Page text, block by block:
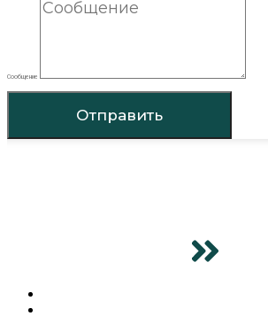
Сообщение
Отправить